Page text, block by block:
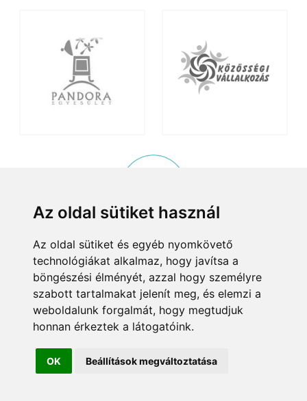
Az oldal sütiket használ
Az oldal sütiket és egyéb nyomkövető
technológiákat alkalmaz, hogy javítsa a
böngészési élményét, azzal hogy személyre
szabott tartalmakat jelenít meg, és elemzi a
weboldalunk forgalmát, hogy megtudjuk
honnan érkeztek a látogatóink.
OK Beállítások megváltoztatása
KISKÖZÖSSÉGI PROGRAM
© 2015, Helyi Kisközösségek Nonprofit Kft. Minden jog fenntartva.
8083 Csákvár, Tersztyánszky Ödön körút 26.
Email:info@kiskozossegek.huTelefon:+36 (1) 372 25 00/6859.
Adószám:23460625-1-07 Cégjegyzékszám:01-09-96660
Bejegyezte:Fővárosi Bíróság
Bemutatkozás